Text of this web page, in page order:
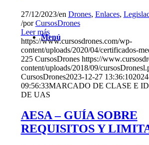
Menú
27/12/2023/en Drones, Enlaces,
/porCursosDrones
Leer más
https://www.cursosdrones.com/wp-
content/uploads/2020/04/certificados-
225 CursosDrones https://
content/uploads/2018/09/
CursosDrones2023-12-27 13:36:10
09:56:33MARCADO DE CLASE E
DE UAS
AESA – GUÍA SOBRE
REQUISITOS Y